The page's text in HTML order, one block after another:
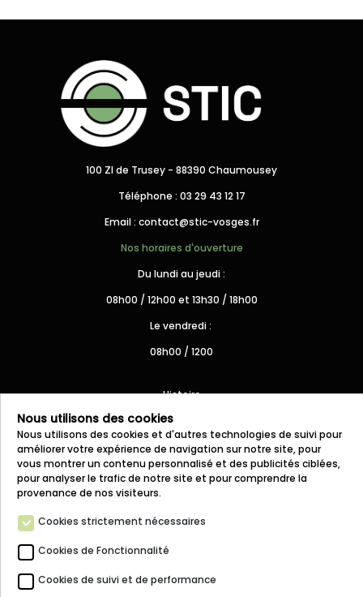
100 ZI de Trusey - 88390 Chaumousey
Téléphone : 03 29 43 12 17
Email : contact@stic-vosges.fr
Nos horaires d'ouverture
Du lundi au jeudi :
08h00 / 12h00 et 13h30 / 18h00
Le vendredi :
08h00 / 1200
Histoire
Prestations
Moyens/Matériels
Projets
Nous utilisons des cookies
Nous utilisons des cookies et d'autres technologies de suivi pour
améliorer votre expérience de navigation sur notre site, pour
vous montrer un contenu personnalisé et des publicités ciblées,
pour analyser le trafic de notre site et pour comprendre la
provenance de nos visiteurs.
Cookies strictement nécessaires
Cookies de Fonctionnalité
Cookies de suivi et de performance